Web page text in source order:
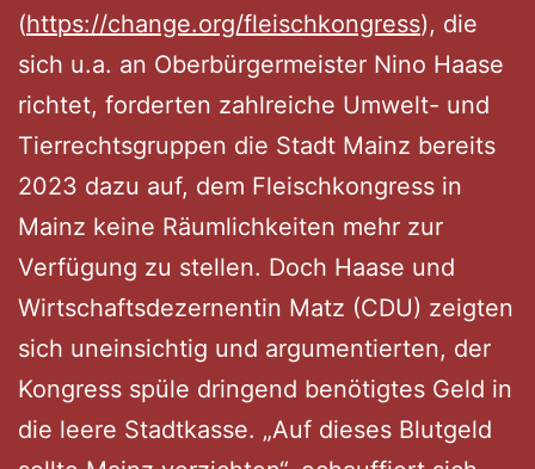
(https://change.org/fleischkongress), die
sich u.a. an Oberbürgermeister Nino Haase
richtet, forderten zahlreiche Umwelt- und
Tierrechtsgruppen die Stadt Mainz bereits
2023 dazu auf, dem Fleischkongress in
Mainz keine Räumlichkeiten mehr zur
Verfügung zu stellen. Doch Haase und
Wirtschaftsdezernentin Matz (CDU) zeigten
sich uneinsichtig und argumentierten, der
Kongress spüle dringend benötigtes Geld in
die leere Stadtkasse. „Auf dieses Blutgeld